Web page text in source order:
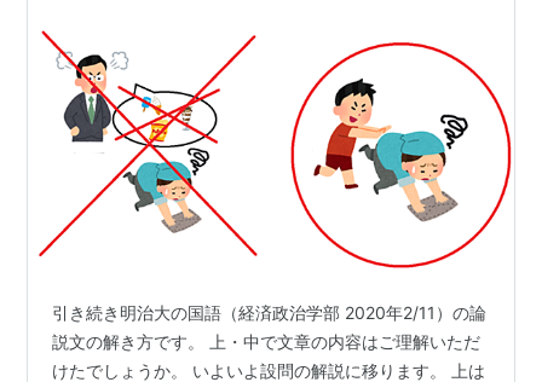
引き続き明治大の国語（経済政治学部 2020年2/11）の論
説文の解き方です。 上・中で文章の内容はご理解いただ
けたでしょうか。 いよいよ設問の解説に移ります。 上は